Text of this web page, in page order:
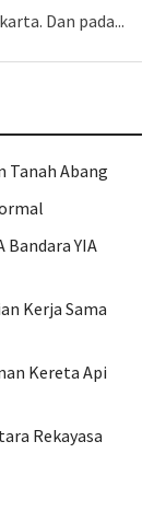
Dan pada...
Tanah Abang
YIA
Kerja Sama
Kereta Api
Rekayasa